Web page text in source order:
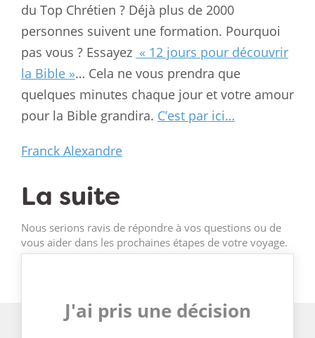
du Top Chrétien ? Déjà plus de 2000
personnes suivent une formation. Pourquoi
pas vous ? Essayez « 12 jours pour découvrir
la Bible »… Cela ne vous prendra que
quelques minutes chaque jour et votre amour
pour la Bible grandira. C’est par ici…
Franck Alexandre
La suite
Nous serions ravis de répondre à vos questions ou de
vous aider dans les prochaines étapes de votre voyage.
J'ai pris une décision